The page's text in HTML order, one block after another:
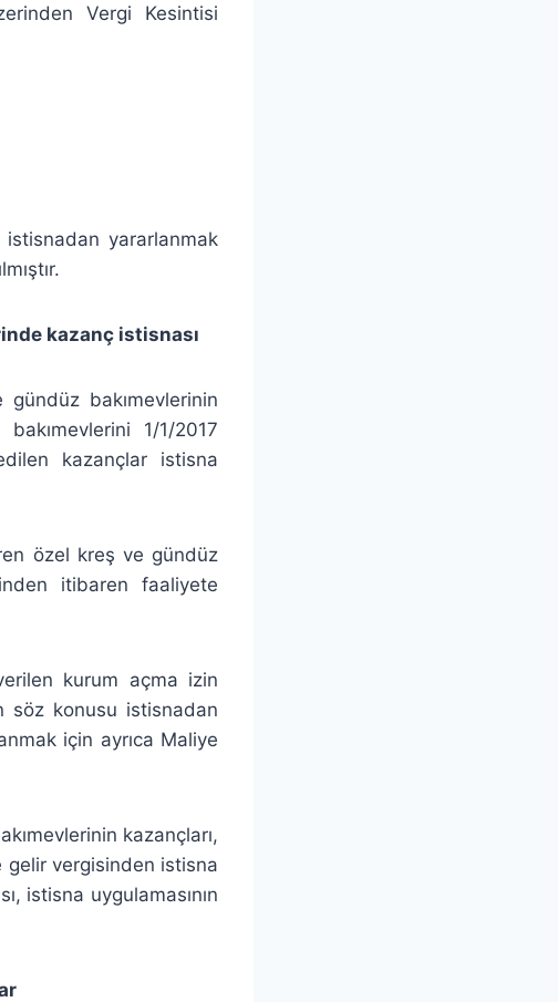
Vergi Kesintisi
yararlanmak
kazanç istisnası
bakımevlerinin
1/1/2017
kazançlar istisna
özel kreş ve gündüz
itibaren faaliyete
kurum açma izin
söz konusu istisnadan
için ayrıca Maliye
kazançları,
vergisinden istisna
istisna uygulamasının